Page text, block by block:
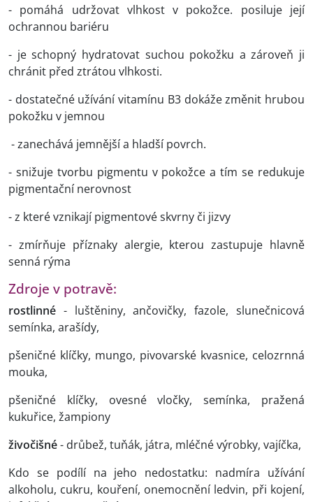
- pomáhá udržovat vlhkost v pokožce. posiluje její
ochrannou bariéru
- je schopný hydratovat suchou pokožku a zároveň ji
chránit před ztrátou vlhkosti.
- dostatečné užívání vitamínu B3 dokáže změnit hrubou
pokožku v jemnou
- zanechává jemnější a hladší povrch.
- snižuje tvorbu pigmentu v pokožce a tím se redukuje
pigmentační nerovnost
- z které vznikají pigmentové skvrny či jizvy
- zmírňuje příznaky alergie, kterou zastupuje hlavně
senná rýma
Zdroje v potravě:
rostlinné - luštěniny, ančovičky, fazole, slunečnicová
semínka, arašídy,
pšeničné klíčky, mungo, pivovarské kvasnice, celozrnná
mouka,
pšeničné klíčky, ovesné vločky, semínka, pražená
kukuřice, žampiony
živočišné- drůbež, tuňák, játra, mléčné výrobky, vajíčka,
Kdo se podílí na jeho nedostatku: nadmíra užívání
alkoholu, cukru, kouření, onemocnění ledvin, při kojení,